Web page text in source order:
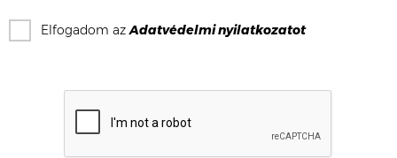
Elfogadom azAdatvédelmi nyilatkozatot